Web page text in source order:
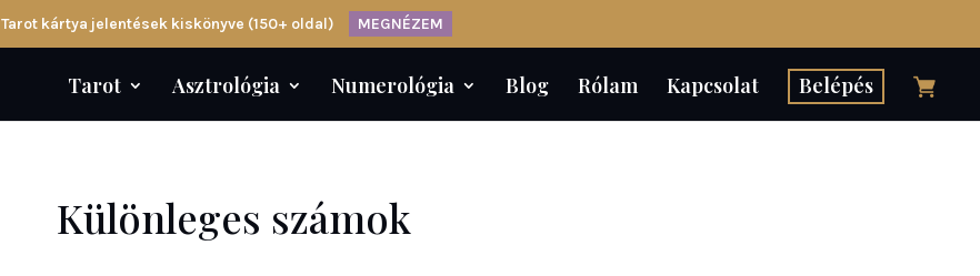
Tarot kártya jelentések kiskönyve (150+ oldal) MEGNÉZEM
Tarot Asztrológia Numerológia Blog Rólam Kapcsolat Belépés
Különleges számok